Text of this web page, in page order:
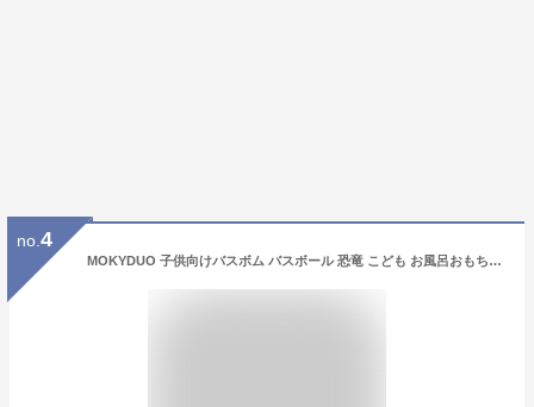
no. 4
MOKYDUO 子供向けバスボム バスボール 恐竜 こども お風呂おもちゃ 知育 炭酸入浴剤 ギフトセット 詰め合わせ 誕生日 こどもの日 お祭り 成人の日 クリスマス 男の子 女の子 カラフル BOX付き 9個バスボムと3個おもちゃ セット (絶滅恐竜)